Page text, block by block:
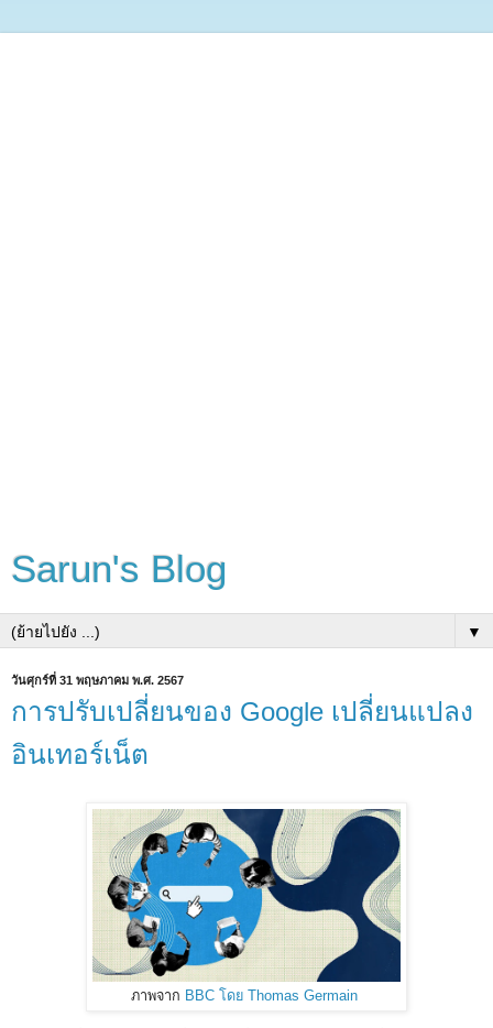
Sarun's Blog
▼
วันศุกร์ที่ 31 พฤษภาคม พ.ศ. 2567
การปรับเปลี่ยนของ Google เปลี่ยนแปลง
อินเทอร์เน็ต
ภาพจาก BBC โดย Thomas Germain